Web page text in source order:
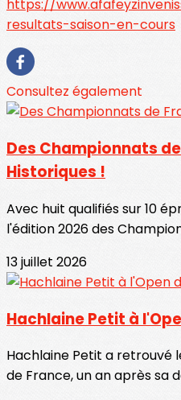
https://
resultats-saison-en-cours
Consultez également
Des Championnats
Historiques !
Avec huit qualifiés sur 10
l'édition 2026 des
13 juillet 2026
Hachlaine Petit à
Hachlaine Petit a retrouvé
de France, un an après sa